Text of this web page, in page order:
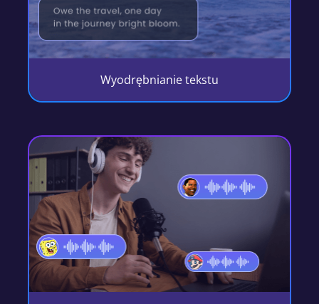
Wyodrębnianie tekstu